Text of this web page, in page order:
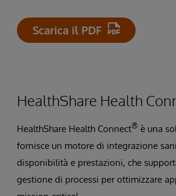
Scarica il PDF
HealthShare Health
HealthShare Health Connect® è una
fornisce un motore di integrazione
disponibilità e prestazioni, che
gestione di processi per ottimizzare